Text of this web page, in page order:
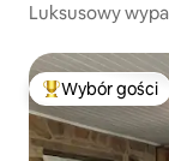
Luksusowy
Wybór gości